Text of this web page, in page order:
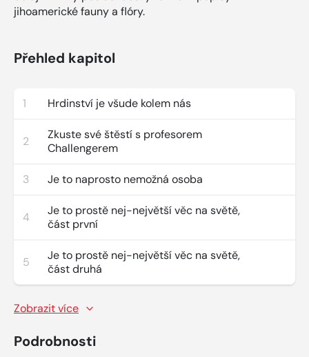
jihoamerické fauny a flóry.
Přehled kapitol
1 Hrdinství je všude kolem nás
2
Zkuste své štěstí s profesorem
Challengerem
3 Je to naprosto nemožná osoba
4
Je to prostě nej-největší věc na světě,
část první
5
Je to prostě nej-největší věc na světě,
část druhá
Zobrazit více
Podrobnosti